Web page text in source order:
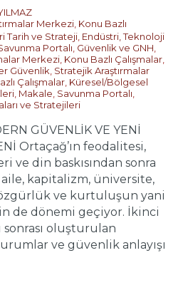
Merkezi, Konu Bazlı
Tarih ve Strateji, Endüstri, Teknoloji
Portalı, Güvenlik ve GNH,
Merkezi, Konu Bazlı Çalışmalar,
Güvenlik, Stratejik Araştırmalar
Çalışmalar, Küresel/Bölgesel
, Makale, Savunma Portalı,
ve Stratejileri
GÜVENLİK VE YENİ
Ortaçağ’ın feodalitesi,
ve din baskısından sonra
kapitalizm, üniversite,
ve kurtuluşun yani
de dönemi geçiyor. İkinci
sonrası oluşturulan
ve güvenlik anlayışı